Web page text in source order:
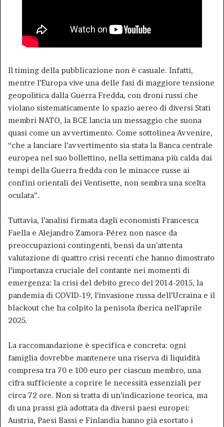
Il timing della pubblicazione non è casuale. Infatti,
mentre l’Europa vive una delle fasi di maggiore tensione
geopolitica dalla Guerra Fredda, con droni russi che
violano sistematicamente lo spazio aereo di diversi Stati
membri NATO, la BCE lancia un messaggio che suona
quasi come un avvertimento. Come sottolinea Avvenire,
“che a lanciare l’avvertimento sia stata la Banca centrale
europea nel suo bollettino, nella settimana più calda dai
tempi della Guerra fredda con le minacce russe ai
confini orientali dei Ventisette, non sembra una scelta
oculata”.
Tuttavia, l’analisi firmata dagli economisti Francesca
Faella e Alejandro Zamora-Pérez non nasce da
preoccupazioni contingenti, bensì da un’attenta
valutazione di quattro crisi recenti che hanno dimostrato
l’importanza cruciale del contante nei momenti di
emergenza: la crisi del debito greco del 2014-2015, la
pandemia di COVID-19, l’invasione russa dell’Ucraina e il
blackout che ha colpito la penisola iberica nell’aprile
2025.
La raccomandazione è specifica e concreta: ogni
famiglia dovrebbe mantenere una riserva di liquidità
compresa tra 70 e 100 euro per ciascun membro, una
cifra sufficiente a coprire le necessità essenziali per
circa 72 ore. Non si tratta di un’indicazione teorica, ma
di una prassi già adottata da diversi paesi europei:
Austria, Paesi Bassi e Finlandia hanno già esortato i